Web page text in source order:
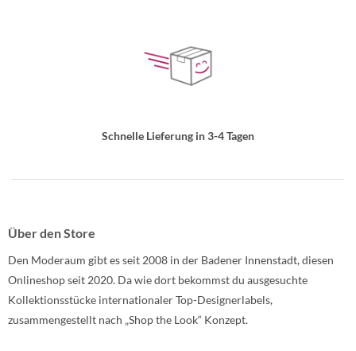
Schnelle Lieferung in 3-4 Tagen
Über den Store
Den Moderaum gibt es seit 2008 in der Badener Innenstadt, diesen
Onlineshop seit 2020. Da wie dort bekommst du ausgesuchte
Kollektionsstücke internationaler Top-Designerlabels,
zusammengestellt nach „Shop the Look“ Konzept.